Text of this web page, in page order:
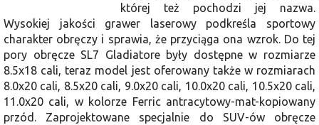
której też pochodzi jej nazwa.
Wysokiej jakości grawer laserowy podkreśla sportowy
charakter obręczy i sprawia, że przyciąga ona wzrok. Do tej
pory obręcze SL7 Gladiatore były dostępne w rozmiarze
8.5x18 cali, teraz model jest oferowany także w rozmiarach
8.0x20 cali, 8.5x20 cali, 9.0x20 cali, 10.0x20 cali, 10.5x20 cali,
11.0x20 cali, w kolorze Ferric antracytowy-mat-kopiowany
przód. Zaprojektowane specjalnie do SUV-ów obręcze